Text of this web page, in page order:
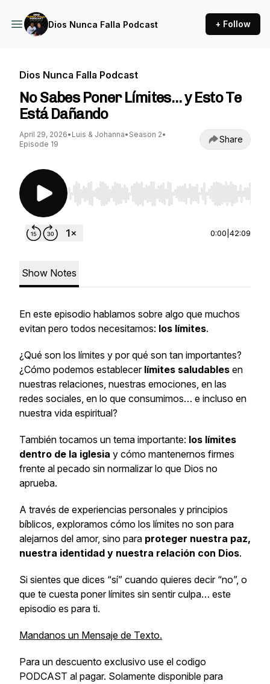
Dios Nunca Falla Podcast + Follow
Dios Nunca Falla Podcast
No Sabes Poner Límites… y Esto Te
Está Dañando
April 29, 2026• Luis & Johanna• Season 2•
Episode 19
Share
Use Left/Right to seek, Home/End to jump to
0:00 42:09
Show Notes
En este episodio hablamos sobre algo que muchos
evitan pero todos necesitamos: los límites.
¿Qué son los límites y por qué son tan importantes?
¿Cómo podemos establecer límites saludables en
nuestras relaciones, nuestras emociones, en las
redes sociales, en lo que consumimos… e incluso en
nuestra vida espiritual?
También tocamos un tema importante: los límites
dentro de la iglesia y cómo mantenernos firmes
frente al pecado sin normalizar lo que Dios no
aprueba.
A través de experiencias personales y principios
bíblicos, exploramos cómo los límites no son para
alejarnos del amor, sino para proteger nuestra paz,
nuestra identidad y nuestra relación con Dios.
Si sientes que dices “sí” cuando quieres decir “no”, o
que te cuesta poner límites sin sentir culpa… este
episodio es para ti.
Mandanos un Mensaje de Texto.
Para un descuento exclusivo use el codigo
PODCAST al pagar. Solamente disponible para